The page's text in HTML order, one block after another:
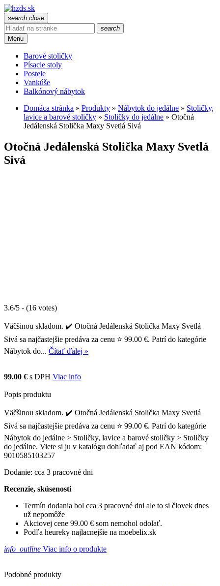
search close
search
Menu
Barové stoličky
Písacie stoly
Postele
Vankúše
Balkónový nábytok
Domáca stránka » Produkty » Nábytok do jedálne » Stoličky,
lavice a barové stoličky » Stoličky do jedálne » Otočná
Jedálenská Stolička Maxy Svetlá Sivá
Otočná Jedálenská Stolička Maxy Svetlá
Sivá
3.6/5 - (16 votes)
Väčšinou skladom. ✔️ Otočná Jedálenská Stolička Maxy Svetlá
Sivá sa najčastejšie predáva za cenu ⭐ 99.00 €. Patrí do kategórie
Nábytok do... Čítať ďalej »
99.00 € s DPH Viac info
Popis produktu
Väčšinou skladom. ✔️ Otočná Jedálenská Stolička Maxy Svetlá
Sivá sa najčastejšie predáva za cenu ⭐ 99.00 €. Patrí do kategórie
Nábytok do jedálne > Stoličky, lavice a barové stoličky > Stoličky
do jedálne. Viete si ju v katalógu dohľadať aj pod EAN kódom:
9010585103257
Dodanie: cca 3 pracovné dni
Recenzie, skúsenosti
Termín dodania bol cca 3 pracovné dni ale to si človek dnes
už nepomôže
Akciovej cene 99.00 € som nemohol odolať.
Podľa heureky najlacnejšie na moebelix.sk
info_outline Viac info o produkte
Podobné produkty